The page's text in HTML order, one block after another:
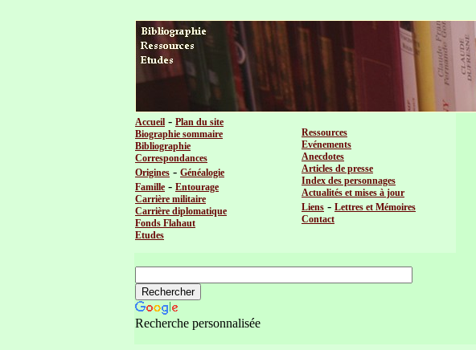
Accueil - Plan du site
Biographie sommaire
Bibliographie
Correspondances
Origines - Généalogie
Famille - Entourage
Carrière militaire
Carrière diplomatique
Fonds Flahaut
Etudes
Ressources
Evénements
Anecdotes
Articles de presse
Index des personnages
Actualités et mises à jour
Liens - Lettres et Mémoires
Contact
Recherche personnalisée